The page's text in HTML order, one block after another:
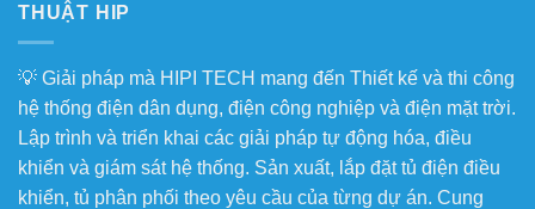
THUẬT HIP
💡 Giải pháp mà HIPI TECH mang đến Thiết kế và thi công
hệ thống điện dân dụng, điện công nghiệp và điện mặt trời.
Lập trình và triển khai các giải pháp tự động hóa, điều
khiển và giám sát hệ thống. Sản xuất, lắp đặt tủ điện điều
khiển, tủ phân phối theo yêu cầu của từng dự án. Cung